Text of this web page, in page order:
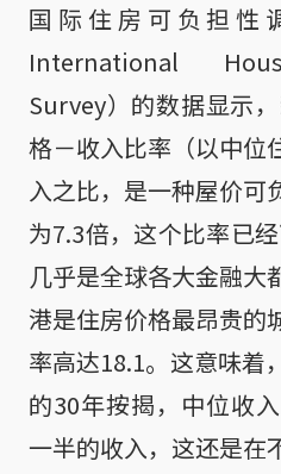
国际住房可负担性
International
Survey）的数据显示
格－收入比率（以中位
入之比，是一种屋价可
为7.3倍，这个比率已
几乎是全球各大金融大
港是住房价格最昂贵的
率高达18.1。这意味着
的30年按揭，中位收
一半的收入，这还是在